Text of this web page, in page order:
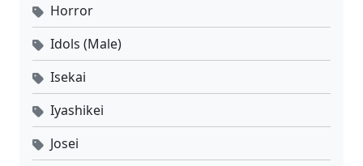
Horror
Idols (Male)
Isekai
Iyashikei
Josei